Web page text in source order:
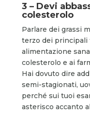
3 – Devi
colesterolo
Parlare dei grassi
terzo dei principali
alimentazione
colesterolo e ai
Hai dovuto dire
semi-stagionati,
perché sui tuoi
asterisco accanto